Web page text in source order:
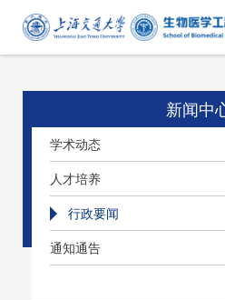
新闻中
学术动态
人才培养
行政要闻
通知通告